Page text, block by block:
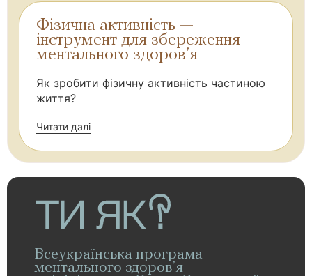
Фізична активність —
інструмент для збереження
ментального здоров’я
Як зробити фізичну активність частиною
життя?
Читати далі
Всеукраїнська програма
ментального здоров’я